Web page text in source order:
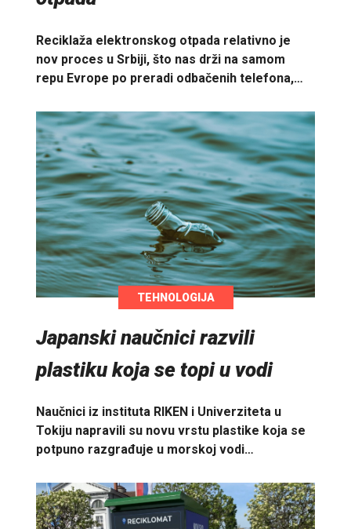
Reciklaža elektronskog otpada relativno je
nov proces u Srbiji, što nas drži na samom
repu Evrope po preradi odbačenih telefona,…
TEHNOLOGIJA
Japanski naučnici razvili
plastiku koja se topi u vodi
Naučnici iz instituta RIKEN i Univerziteta u
Tokiju napravili su novu vrstu plastike koja se
potpuno razgrađuje u morskoj vodi…